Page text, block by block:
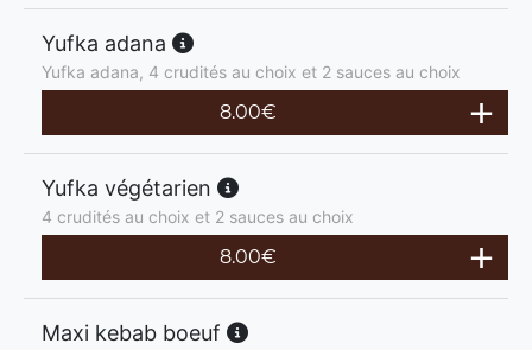
Yufka adana
Yufka adana, 4 crudités au choix et 2 sauces au choix
8.00€
Yufka végétarien
4 crudités au choix et 2 sauces au choix
8.00€
Maxi kebab boeuf